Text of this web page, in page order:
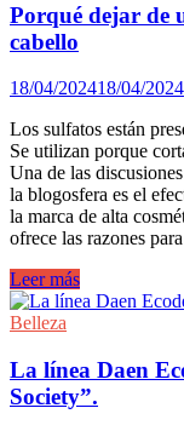
Porqué dejar de
cabello
18/04/202418/04/2024
Los sulfatos están
Se utilizan porque
Una de las
la blogosfera es el
la marca de alta
ofrece las razones
Porqué
dejar
de
sulfatos
en
el
Leer más
Belleza
La línea Daen
Society”.